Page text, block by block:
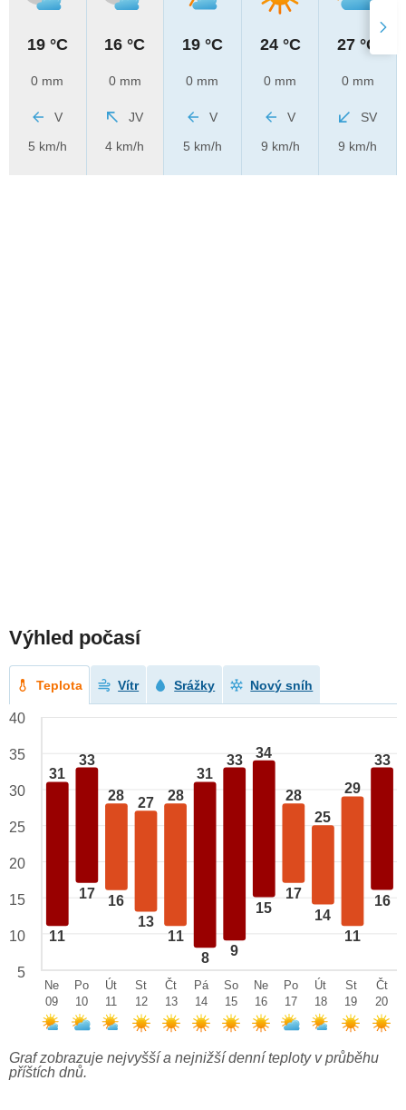
19 °C
0 mm
V
5 km/h
16 °C
0 mm
JV
4 km/h
19 °C
0 mm
V
5 km/h
24 °C
0 mm
V
9 km/h
27 °C
0 mm
SV
9 km/h
Výhled počasí
Teplota Vítr Srážky Nový sníh
31
11
33
17
28
16
27
13
28
11
31
8
33
9
34
15
28
17
25
14
29
11
33
16
40
35
30
25
20
15
10
5
Ne
09
Po
10
Út
11
St
12
Čt
13
Pá
14
So
15
Ne
16
Po
17
Út
18
St
19
Čt
20
Graf zobrazuje nejvyšší a nejnižší denní teploty v průběhu
příštích dnů.